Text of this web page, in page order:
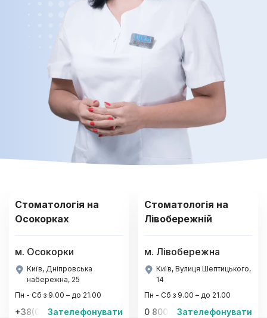
Стоматологія на
Осокорках
м. Осокорки
Київ, Дніпровська
набережна, 25
Пн - Сб з 9.00 – до 21.00
+38(067)-441-22-77, +38(095)-441-22-77
Зателефонувати
Стоматологія на
Лівобережній
м. Лівобережна
Київ, Вулиця Шептицького,
14
Пн - Сб з 9.00 – до 21.00
0 800 33-08-12Зателефонувати